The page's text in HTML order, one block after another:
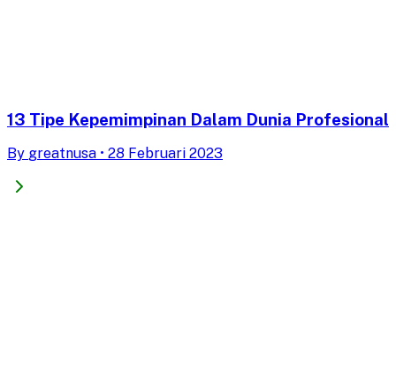
13 Tipe Kepemimpinan Dalam Dunia Profesional
By greatnusa • 28 Februari 2023